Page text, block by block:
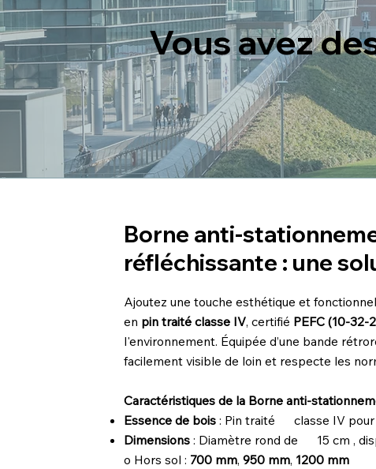
Vous avez
Borne anti-
réfléchissante : une
Ajoutez une touche esthétique et
en pin traité classe IV, certifié PEFC (10-32-
l'environnement. Équipée d’une bande
facilement visible de loin et respecte les
Caractéristiques de la Borne anti-
Essence de bois : Pin traité classe IV pour
Dimensions : Diamètre rond de 15 cm ,
o Hors sol : 700 mm,950 mm, 1200 mm